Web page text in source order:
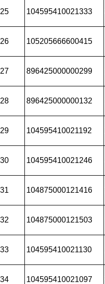
25 104595410021333
26 105205666600415
27 896425000000299
28 896425000000132
29 104595410021192
30 104595410021246
31 104875000121416
32 104875000121503
33 104595410021130
34 104595410021097